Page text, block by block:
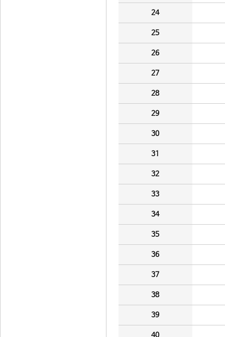
24
25
26
27
28
29
30
31
32
33
34
35
36
37
38
39
40